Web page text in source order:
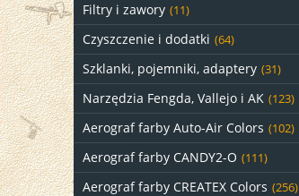
Filtry i zawory (11)
Czyszczenie i dodatki (64)
Szklanki, pojemniki, adaptery (31)
Narzędzia Fengda, Vallejo i AK (123)
Aerograf farby Auto-Air Colors (102)
Aerograf farby CANDY2-O (111)
Aerograf farby CREATEX Colors (256)